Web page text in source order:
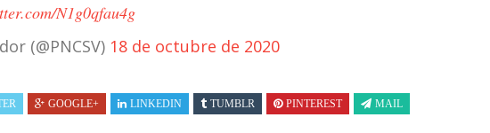
N1g0qfau4g
(@PNCSV) 18 de octubre de 2020
GOOGLE+ LINKEDIN TUMBLR PINTEREST MAIL